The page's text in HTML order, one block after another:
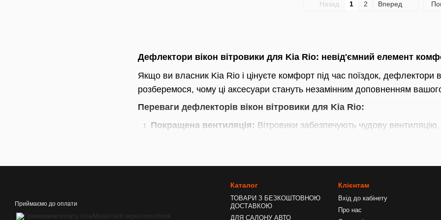
Дефлектори вікон вітровики для Kia Rio: невід'ємний елемент
Якщо ви власник Kia Rio і цінуєте комфорт під час поїздок, дефлектори
розберемося, чому ці аксесуари стануть незамінним доповненням
Переваги дефлекторів вікон вітровики для Kia Rio:
Покращена вентиляція: Вітровики забезпечують чудову
краще концентруватися на дорозі та насолоджуватися поїздкою.
Естетична привабливість:Вітровики не тільки зручні, але й
ідеально підходять до дизайну автомобіля та виглядають естетично.
Назад 1 2 Вперед
Приймаємо до оплати
Каталог
ТОВАРИ З БЕЗКОШТОВНОЮ
ДОСТАВКОЮ
ДЛЯ САЛОНУ АВТО
Клієнтам
Вхід до кабінету
Про нас